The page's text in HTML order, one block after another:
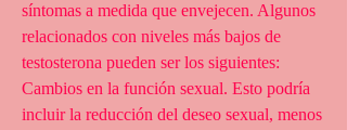
síntomas a medida que envejecen. Algunos
relacionados con niveles más bajos de
testosterona pueden ser los siguientes:
Cambios en la función sexual. Esto podría
incluir la reducción del deseo sexual, menos